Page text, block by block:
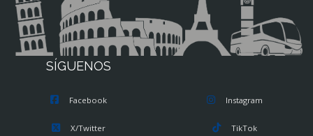
SÍGUENOS
Facebook
X/Twitter
Instagram
TikTok